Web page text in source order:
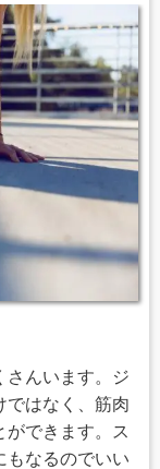
さんいます。ジ
ではなく、筋肉
ができます。ス
もなるのでいい